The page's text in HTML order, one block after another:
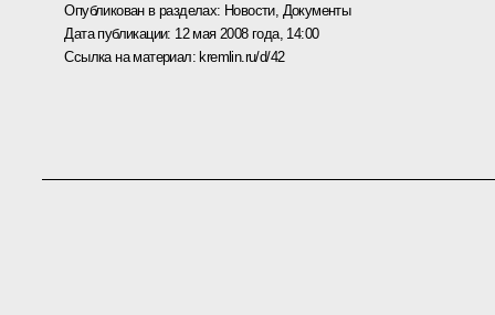
Опубликован в разделах: Новости, Документы
Дата публикации: 12 мая 2008 года, 14:00
Ссылка на материал:kremlin.ru/d/42